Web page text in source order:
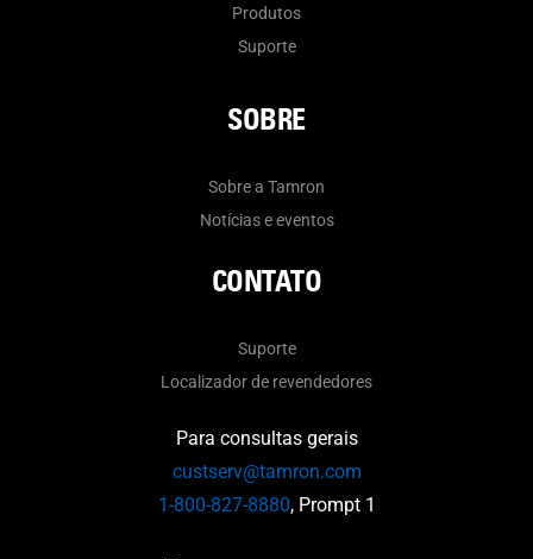
Produtos
Suporte
SOBRE
Sobre a Tamron
Notícias e eventos
CONTATO
Suporte
Localizador de revendedores
Para consultas gerais
custserv@tamron.com
1-800-827-8880, Prompt 1